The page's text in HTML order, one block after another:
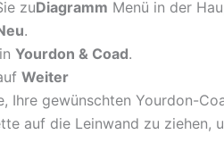
zuDiagramm Menü in der
.
Yourdon & Coad.
Weiter
Ihre gewünschten Yourdon-
auf die Leinwand zu ziehen,